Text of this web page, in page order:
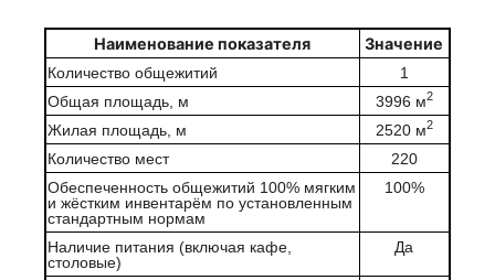
Наименование показателя Значение
Количество общежитий
1
Общая площадь, м
3996 м2
Жилая площадь, м 2520 м2
Количество мест
220
Обеспеченность общежитий 100% мягким
и жёстким инвентарём по установленным
стандартным нормам
100%
Наличие питания (включая кафе,
столовые)
Да